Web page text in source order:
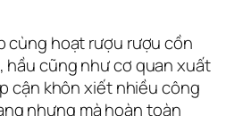
cùng hoạt rượu rượu cồn
hầu cũng như cơ quan xuất
cận khôn xiết nhiều công
nhưng mà hoàn toàn